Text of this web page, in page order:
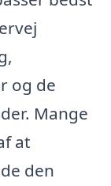
og de
Mange
at
den